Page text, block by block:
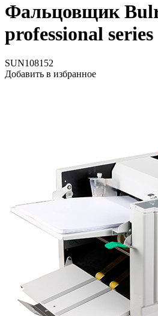
Фальцовщик
professional series
SUN108152
Добавить в избранное